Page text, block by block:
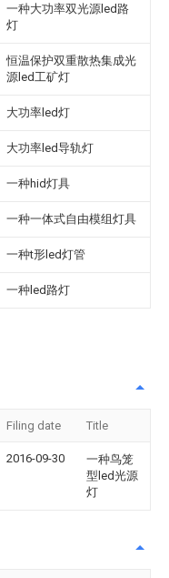
一种大功率双光源led路
灯
恒温保护双重散热集成光
源led工矿灯
大功率led灯
大功率led导轨灯
一种hid灯具
一种一体式自由模组灯具
一种t形led灯管
一种led路灯
Filing date Title
2016-09-30
一种鸟笼
型led光源
灯